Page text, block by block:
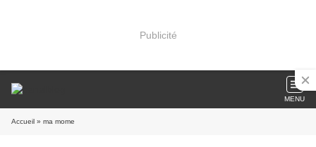
Publicité
MENU
Accueil » ma mome